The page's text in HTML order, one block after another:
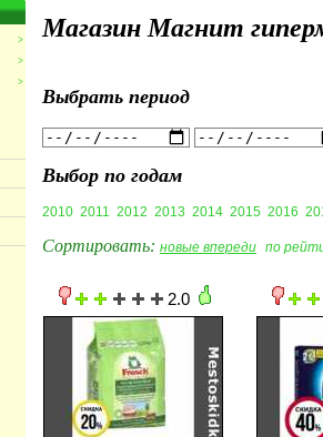
>
>
>
Магазин Магнит
Выбрать период
Выбор по годам
2010 2011 2012 2013 2014 2015 2016
Сортировать: новые впереди по
2.0